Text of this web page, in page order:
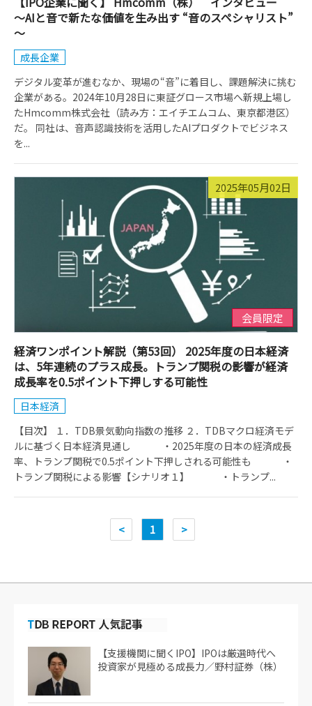
～AIと音で新たな価値を生み出す “音のスペシャリスト”
～
成長企業
デジタル変革が進むなか、現場の“音”に着目し、課題解決に挑む
企業がある。2024年10月28日に東証グロース市場へ新規上場し
たHmcomm株式会社（読み方：エイチエムコム、東京都港区）
だ。 同社は、音声認識技術を活用したAIプロダクトでビジネス
を...
2025年05月02日
会員限定
経済ワンポイント解説（第53回） 2025年度の日本経済
は、5年連続のプラス成長。トランプ関税の影響が経済
成長率を0.5ポイント下押しする可能性
日本経済
【目次】 １．TDB景気動向指数の推移 ２．TDBマクロ経済モデ
ルに基づく日本経済見通し ・2025年度の日本の経済成長
率、トランプ関税で0.5ポイント下押しされる可能性も ・
トランプ関税による影響【シナリオ１】 ・トランプ...
< 1 >
【支援機関に聞くIPO】IPOは厳選時代へ
投資家が見極める成長力／野村証券（株）